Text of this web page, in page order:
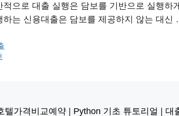
으로 대출 실행은 담보를 기반으로 실행
는 신용대출은 담보를 제공하지 않는 대신
텔가격비교예약| Python 기초 튜토리얼 대